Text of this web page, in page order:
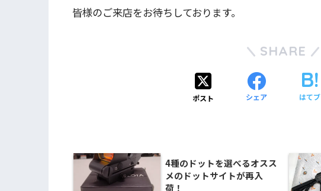
皆様のご来店をお待ちしております。
SHARE
ポスト シェア はてブ
4種のドットを選べるオスス
メのドットサイトが再入
荷！